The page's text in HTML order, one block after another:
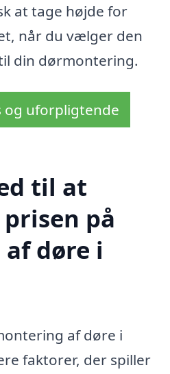
at tage højde for
når du vælger den
din dørmontering.
og uforpligtende
til at
på
døre i
af døre i
faktorer, der spiller